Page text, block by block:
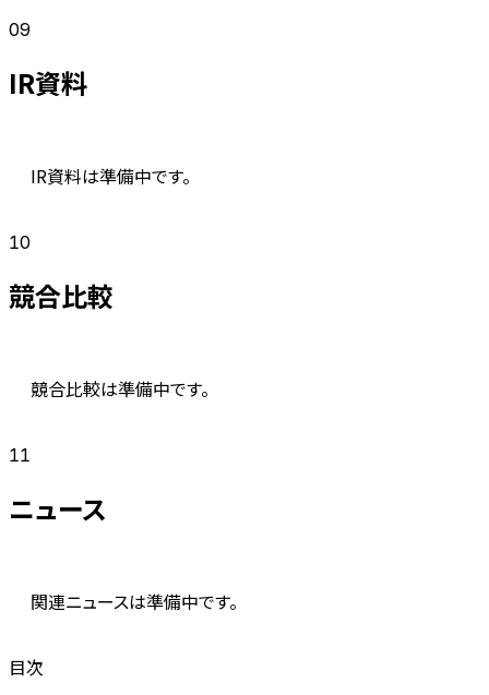
09
IR資料
IR資料は準備中です。
10
競合比較
競合比較は準備中です。
11
ニュース
関連ニュースは準備中です。
目次